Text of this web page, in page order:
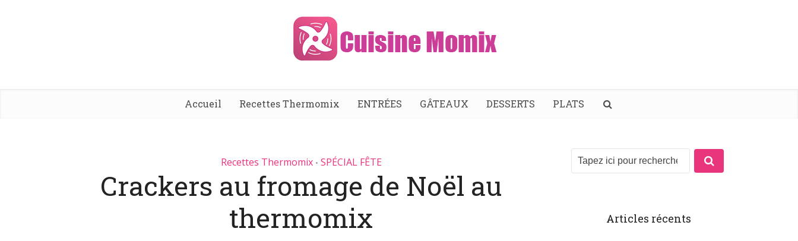
Accueil Recettes Thermomix ENTRÉES GÂTEAUX DESSERTS PLATS
Recettes Thermomix • SPÉCIAL FÊTE
Crackers au fromage de Noël au
thermomix
Articles récents